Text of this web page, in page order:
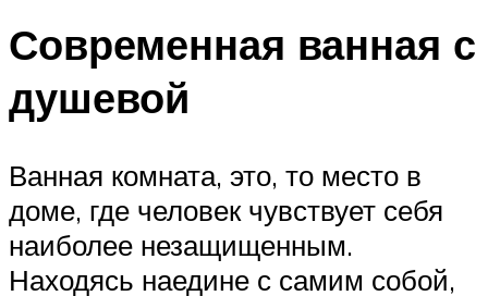
Современная ванная с
душевой
Ванная комната, это, то место в
доме, где человек чувствует себя
наиболее незащищенным.
Находясь наедине с самим собой,